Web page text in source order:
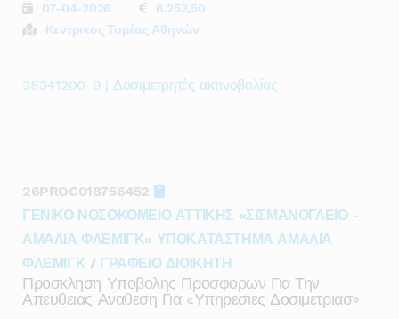
07-04-2026
6.252,50
Κεντρικός Τομέας Αθηνών
38341200-9 | Δοσιμετρητές ακτινοβολίας
26PROC018756452
ΓΕΝΙΚΟ ΝΟΣΟΚΟΜΕΙΟ ΑΤΤΙΚΗΣ «ΣΙΣΜΑΝΟΓΛΕΙΟ -
ΑΜΑΛΙΑ ΦΛΕΜΙΓΚ» ΥΠΟΚΑΤΑΣΤΗΜΑ ΑΜΑΛΙΑ
ΦΛΕΜΙΓΚ / ΓΡΑΦΕΙΟ ΔΙΟΙΚΗΤΗ
Προσκληση Υποβολης Προσφορων Για Την
Απευθειας Αναθεση Για «υπηρεσιες Δοσιμετριασ»